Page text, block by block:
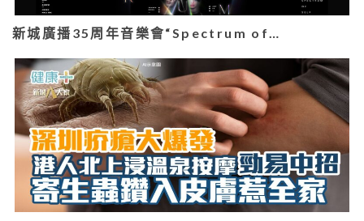
新城廣播35周年音樂會“Spectrum of…